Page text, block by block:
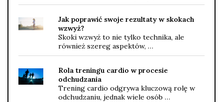
Jak poprawić swoje rezultaty w skokach
wzwyż?
Skoki wzwyż to nie tylko technika, ale
również szereg aspektów, …
Rola treningu cardio w procesie
odchudzania
Trening cardio odgrywa kluczową rolę w
odchudzaniu, jednak wiele osób …